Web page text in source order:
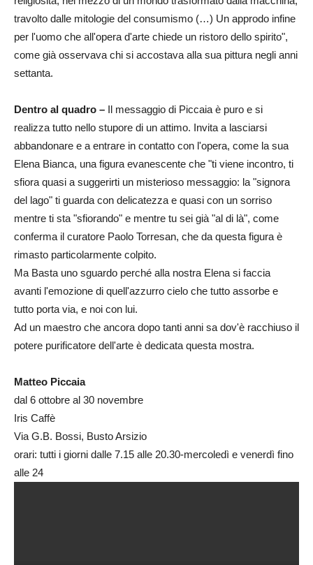
travolto dalle mitologie del consumismo (…) Un approdo infine
per l'uomo che all'opera d'arte chiede un ristoro dello spirito",
come già osservava chi si accostava alla sua pittura negli anni
settanta.
Dentro al quadro – Il messaggio di Piccaia è puro e si
realizza tutto nello stupore di un attimo. Invita a lasciarsi
abbandonare e a entrare in contatto con l'opera, come la sua
Elena Bianca, una figura evanescente che "ti viene incontro, ti
sfiora quasi a suggerirti un misterioso messaggio: la "signora
del lago" ti guarda con delicatezza e quasi con un sorriso
mentre ti sta "sfiorando" e mentre tu sei già "al di là", come
conferma il curatore Paolo Torresan, che da questa figura è
rimasto particolarmente colpito.
Ma Basta uno sguardo perché alla nostra Elena si faccia
avanti l'emozione di quell'azzurro cielo che tutto assorbe e
tutto porta via, e noi con lui.
Ad un maestro che ancora dopo tanti anni sa dov'è racchiuso il
potere purificatore dell'arte è dedicata questa mostra.
Matteo Piccaia
dal 6 ottobre al 30 novembre
Iris Caffè
Via G.B. Bossi, Busto Arsizio
orari: tutti i giorni dalle 7.15 alle 20.30-mercoledì e venerdì fino
alle 24